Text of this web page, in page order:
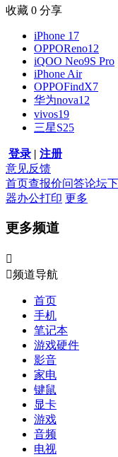
收藏 0 分享
iPhone 17
OPPOReno12
iQOO Neo9S Pro
iPhone Air
OPPOFindX7
华为nova12
vivos19
三星S25
登录 | 注册
意见反馈
首页查报价问答论坛
器办公打印 更多
更多频道

频道导航
首页
手机
笔记本
游戏硬件
影音
家电
键鼠
显卡
游戏
音频
电视